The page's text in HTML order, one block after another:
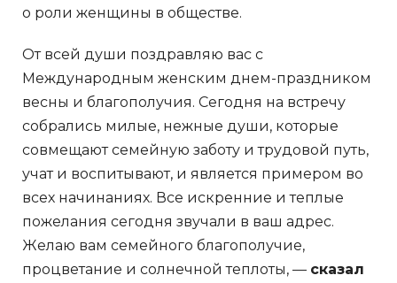
о роли женщины в обществе.
От всей души поздравляю вас с
Международным женским днем-праздником
весны и благополучия. Сегодня на встречу
собрались милые, нежные души, которые
совмещают семейную заботу и трудовой путь,
учат и воспитывают, и является примером во
всех начинаниях. Все искренние и теплые
пожелания сегодня звучали в ваш адрес.
Желаю вам семейного благополучие,
процветание и солнечной теплоты, — сказал